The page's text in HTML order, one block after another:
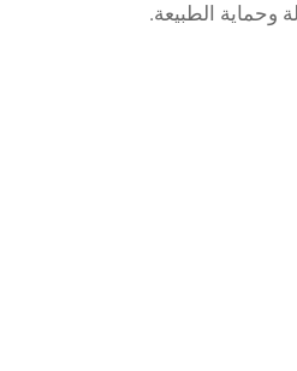
وحماية الطبيعة.